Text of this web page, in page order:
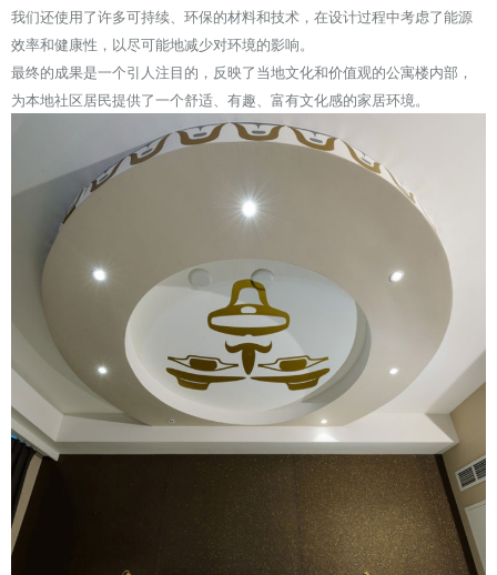
我们还使用了许多可持续、环保的材料和技术，在设计过程中考虑了能源
效率和健康性，以尽可能地减少对环境的影响。
最终的成果是一个引人注目的，反映了当地文化和价值观的公寓楼内部，
为本地社区居民提供了一个舒适、有趣、富有文化感的家居环境。